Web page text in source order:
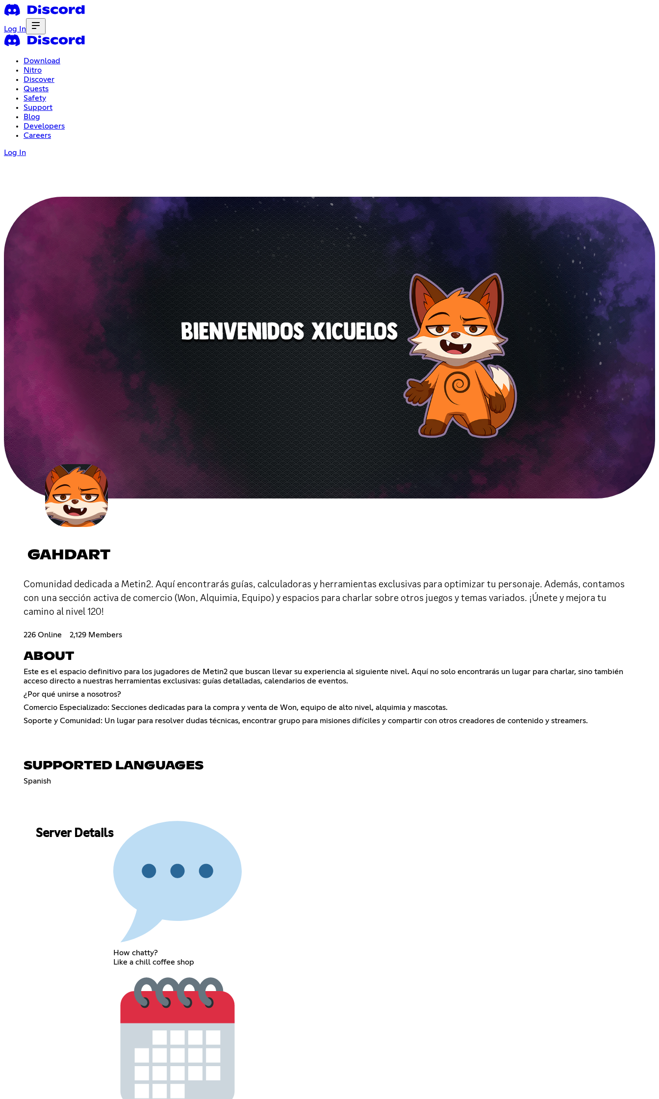
Log In
Download
Nitro
Discover
Quests
Safety
Support
Blog
Developers
Careers
Log In
GAHDART
Comunidad dedicada a Metin2. Aquí encontrarás guías, calculadoras y herramientas exclusivas para optimizar tu personaje. Además, contamos
con una sección activa de comercio (Won, Alquimia, Equipo) y espacios para charlar sobre otros juegos y temas variados. ¡Únete y mejora tu
camino al nivel 120!
226 Online 2,129 Members
ABOUT
Este es el espacio definitivo para los jugadores de Metin2 que buscan llevar su experiencia al siguiente nivel. Aquí no solo encontrarás un lugar para charlar, sino también
acceso directo a nuestras herramientas exclusivas: guías detalladas, calendarios de eventos.
¿Por qué unirse a nosotros?
Comercio Especializado: Secciones dedicadas para la compra y venta de Won, equipo de alto nivel, alquimia y mascotas.
Soporte y Comunidad: Un lugar para resolver dudas técnicas, encontrar grupo para misiones difíciles y compartir con otros creadores de contenido y streamers.
SUPPORTED LANGUAGES
Spanish
Server Details
How chatty?
Like a chill coffee shop